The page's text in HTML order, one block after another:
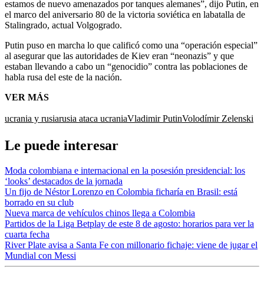
estamos de nuevo amenazados por tanques alemanes”, dijo Putin, en
el marco del aniversario 80 de la victoria soviética en labatalla de
Stalingrado, actual Volgogrado.
Putin puso en marcha lo que calificó como una “operación especial”
al asegurar que las autoridades de Kiev eran “neonazis” y que
estaban llevando a cabo un “genocidio” contra las poblaciones de
habla rusa del este de la nación.
VER MÁS
ucrania y rusiarusia ataca ucraniaVladimir PutinVolodímir Zelenski
Le puede interesar
Moda colombiana e internacional en la posesión presidencial: los
‘looks’ destacados de la jornada
Un fijo de Néstor Lorenzo en Colombia ficharía en Brasil: está
borrado en su club
Nueva marca de vehículos chinos llega a Colombia
Partidos de la Liga Betplay de este 8 de agosto: horarios para ver la
cuarta fecha
River Plate avisa a Santa Fe con millonario fichaje: viene de jugar el
Mundial con Messi